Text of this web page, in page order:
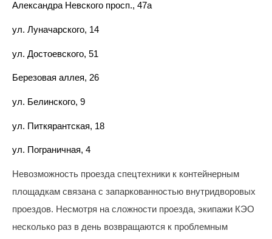
адреса,
запрос
дубликатов
ПД
и
актов
просьба
запросах
обязательно
указывать
№
запросы
направлять
на
Александра Невского просп., 47а
ул. Луначарского, 14
ул. Достоевского, 51
Березовая аллея, 26
ул. Белинского, 9
ул. Питкярантская, 18
ул. Пограничная, 4
Невозможность проезда спецтехники к контейнерным
площадкам связана с запаркованностью внутридворовых
проездов. Несмотря на сложности проезда, экипажи КЭО
несколько раз в день возвращаются к проблемным